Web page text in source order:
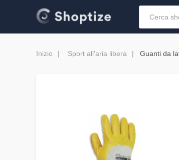
Inizio Sport all'aria libera Guanti da